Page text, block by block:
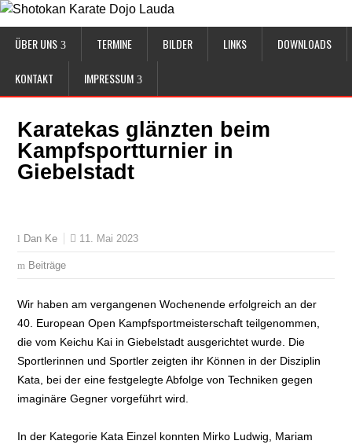
ÜBER UNS TERMINE BILDER LINKS DOWNLOADS
KONTAKT IMPRESSUM
Karatekas glänzten beim
Kampfsportturnier in
Giebelstadt
Dan Ke 11. Mai 2023
Beiträge
Wir haben am vergangenen Wochenende erfolgreich an der
40. European Open Kampfsportmeisterschaft teilgenommen,
die vom Keichu Kai in Giebelstadt ausgerichtet wurde. Die
Sportlerinnen und Sportler zeigten ihr Können in der Disziplin
Kata, bei der eine festgelegte Abfolge von Techniken gegen
imaginäre Gegner vorgeführt wird.
In der Kategorie Kata Einzel konnten Mirko Ludwig, Mariam